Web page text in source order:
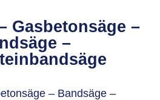
Gasbetonsäge –
–